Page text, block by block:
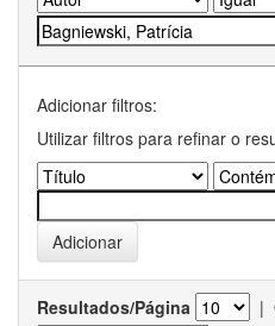
Adicionar filtros:
Utilizar filtros para refinar o
Resultados/Página |